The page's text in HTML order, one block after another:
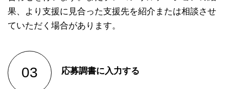
果、より支援に見合った支援先を紹介または相談させ
ていただく場合があります。
応募調書に入力する